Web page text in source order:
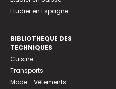
Etudier en Espagne
BIBLIOTHEQUE DES
TECHNIQUES
Cuisine
Transports
Mode - Vêtements